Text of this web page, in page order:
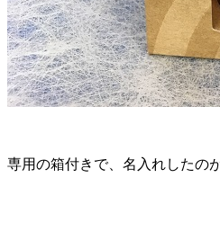
専用の箱付きで、名入れしたの